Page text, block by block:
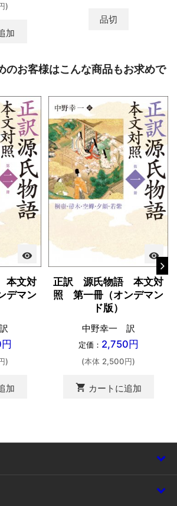
)
加
品切
のお客様はこんな商品もお求めで
visibility
文対
デマン
)
加
visibility
正訳 源氏物語 本文対
照 第一冊（オンデマン
ド版）
中野幸一 訳
定価： 2,750円
(本体 2,500円)
shopping_cart カートに追加